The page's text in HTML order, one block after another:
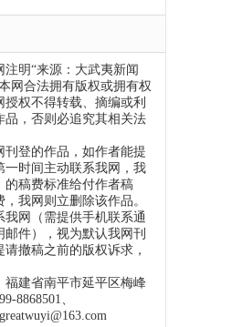
明“来源：大武夷新闻
网合法拥有版权或拥有权
权不得转载、摘编或利
品，否则必追究其相关法
登的作品，如作者能提
一时间主动联系我网，我
的稿费标准给付作者稿
我网则立删除该作品。
网（需提供手机联系通
件），视为默认我网刊
撤稿之前的版权诉求，
建省南平市延平区梅峰
8868501、